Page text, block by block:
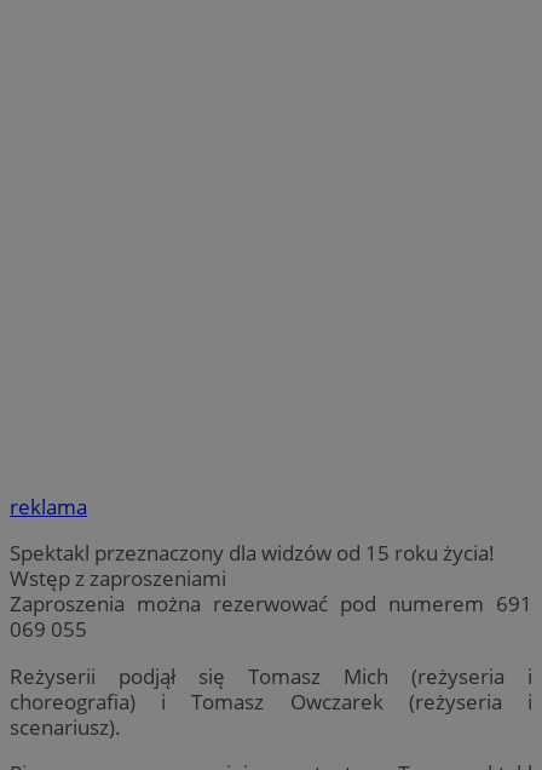
reklama
Spektakl przeznaczony dla widzów od 15 roku życia!
Wstęp z zaproszeniami
Zaproszenia można rezerwować pod numerem 691
069 055
Reżyserii podjął się Tomasz Mich (reżyseria i
choreografia) i Tomasz Owczarek (reżyseria i
scenariusz).